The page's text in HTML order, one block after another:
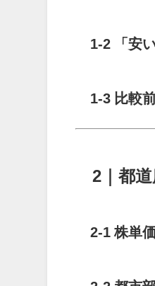
1-2 「安
1-3 比較
2｜都
2-1 株単